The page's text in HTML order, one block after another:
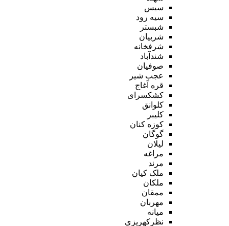
سیس
سیه رود
شبستر
شربیان
شرفخانه
شندآباد
صوفیان
عجب شیر
قره آغاج
کشکسرای
کلوانق
کلیبر
کوزه کنان
گوگان
لیلان
مراغه
مرند
ملک کیان
ملکان
ممقان
مهربان
میانه
نظرکهریزی